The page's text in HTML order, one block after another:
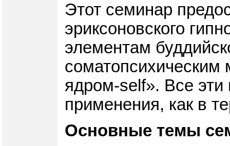
Этот семинар
эриксоновского
элементам
соматопсихическим
ядром-self». Все эти
применения, как в
Основные темы